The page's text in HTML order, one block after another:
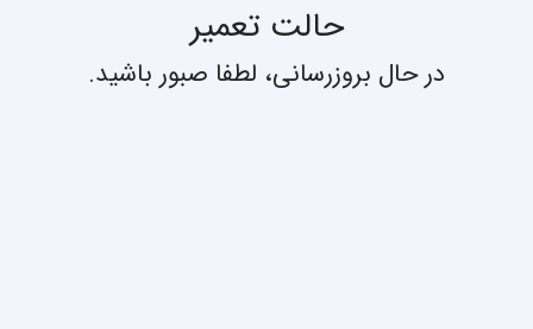
حالت تعمیر
در حال بروزرسانی، لطفا صبور باشید.